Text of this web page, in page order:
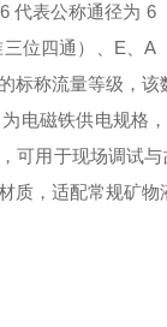
代表公称通径为
位四通）、E、
标称流量等级，
电磁铁供电规格
可用于现场调试
质，适配常规矿物